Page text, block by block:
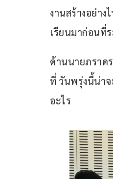
งานสร้างอย่า
เรียนมาก่อนที่
ด้านนายภราด
ที่ วันพรุ่งนี้น่า
อะไร